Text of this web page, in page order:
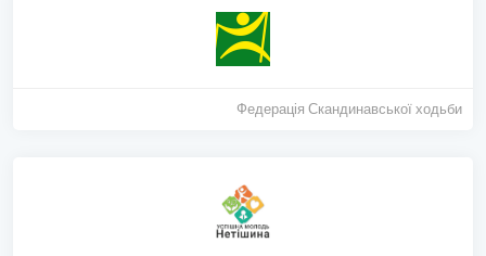
Федерація Скандинавської ходьби